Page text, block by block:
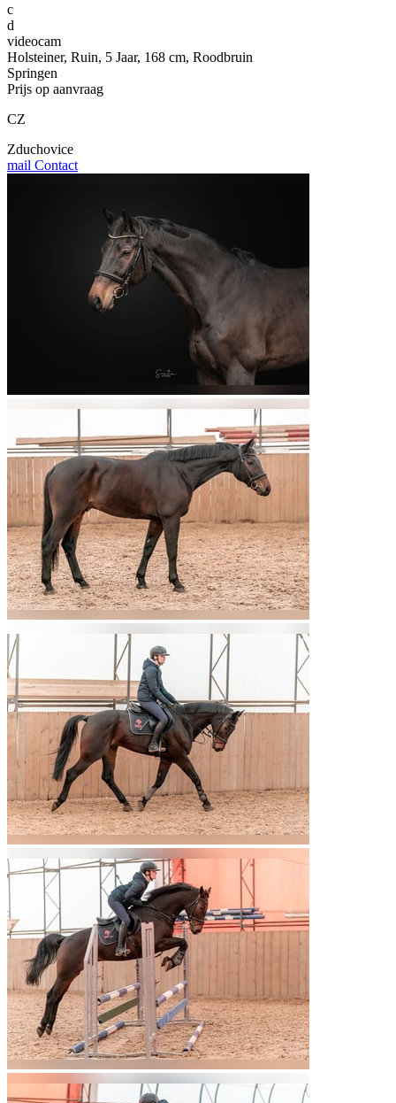
c
d
videocam
Holsteiner, Ruin, 5 Jaar, 168 cm, Roodbruin
Springen
Prijs op aanvraag
CZ
Zduchovice
mail Contact